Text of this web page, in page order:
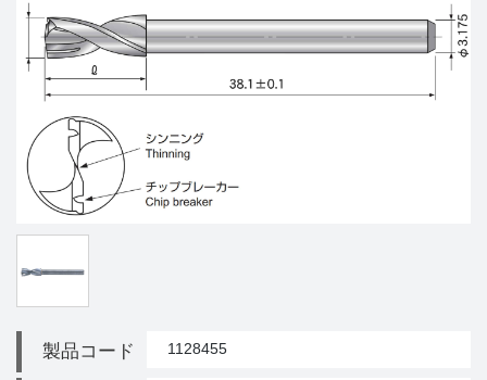
製品コード 1128455